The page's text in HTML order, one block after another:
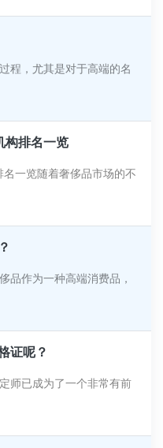
程，尤其是对于高端的名
构排名一览
一览随着奢侈品市场的不
品作为一种高端消费品，
证呢？
师已成为了一个非常有前